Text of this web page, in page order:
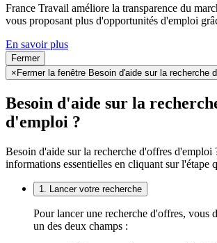
France Travail améliore la transparence du
vous proposant plus d'opportunités d'emploi
En savoir plus
Fermer
× Fermer la fenêtre Besoin d'aide sur la recherche
Besoin d'aide sur la
d'emploi ?
Besoin d'aide sur la recherche d'offres d'emploi
informations essentielles en cliquant sur l'étape
1. Lancer votre recherche
Pour lancer une recherche d'offres, vous
un des deux champs :